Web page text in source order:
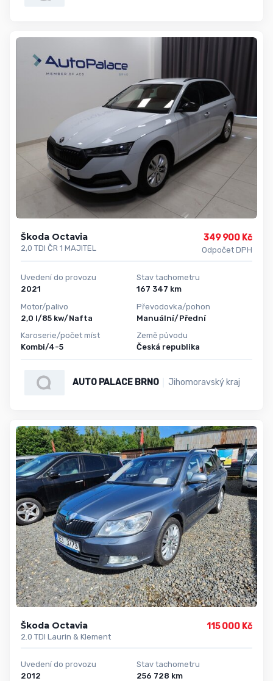
Škoda Octavia
2,0 TDI ČR 1 MAJITEL
349 900 Kč
Odpočet DPH
Uvedení do provozu
2021
Motor/palivo
2,0 l/85 kw/Nafta
Karoserie/počet míst
Kombi/4-5
Stav tachometru
167 347 km
Převodovka/pohon
Manuální/Přední
Země původu
Česká republika
AUTO PALACE BRNO Jihomoravský kraj
Škoda Octavia
2.0 TDI Laurin & Klement
115 000 Kč
Uvedení do provozu
2012
Stav tachometru
256 728 km